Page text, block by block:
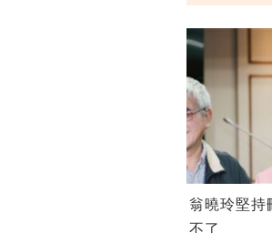
翁曉玲堅持
不了